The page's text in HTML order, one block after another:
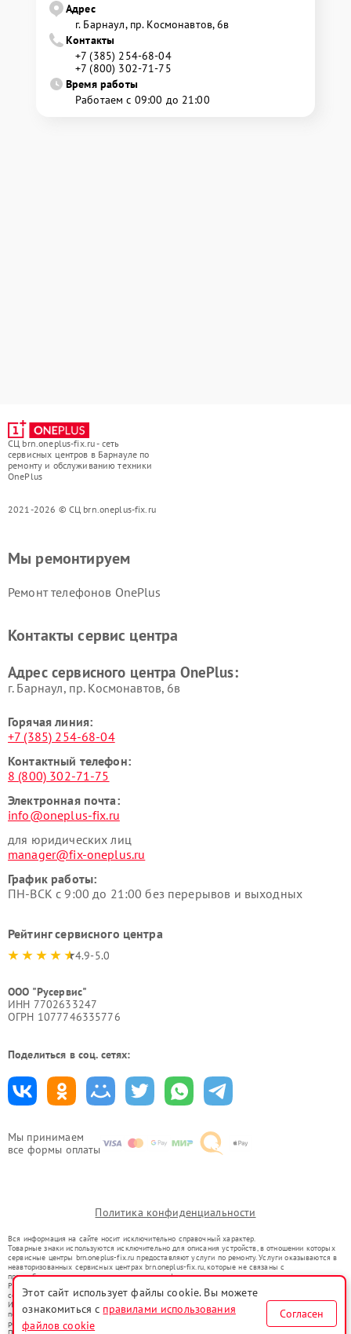
Адрес
г. Барнаул, ​пр. Космонавтов, 6в
Контакты
+7 (385) 254-68-04
+7 (800) 302-71-75
Время работы
Работаем с 09:00 до 21:00
СЦ brn.oneplus-fix.ru - сеть
сервисных центров в Барнауле по
ремонту и обслуживанию техники
OnePlus
2021-2026 © СЦ brn.oneplus-fix.ru
Мы принимаем
все формы оплаты
Мы ремонтируем
Ремонт телефонов OnePlus
Контакты сервис центра
Адрес сервисного центра OnePlus:
г. Барнаул, ​пр. Космонавтов, 6в
Горячая линия:
+7 (385) 254-68-04
Контактный телефон:
8 (800) 302-71-75
Электронная почта:
info@oneplus-fix.ru
для юридических лиц
manager@fix-oneplus.ru
График работы:
ПН-ВСК с 9:00 до 21:00 без перерывов и выходных
Рейтинг сервисного центра
4.9-5.0
ООО "Русервис"
ИНН 7702633247
ОГРН 1077746335776
Поделиться в соц. сетях:
Политика конфиденциальности
Вся информация на сайте носит исключительно справочный характер.
Товарные знаки используются исключительно для описания устройств, в отношении которых
сервисные центры brn.oneplus-fix.ru предоставляют услуги по ремонту. Услуги оказываются в
неавторизованных сервисных центрах brn.oneplus-fix.ru, которые не связаны с
правообладателями товарных знаков или их официальными представителями.
Ремонт осуществляется для устройств, уже введенных в гражданский оборот в соответствии
со статьей 1487 ГК РФ.
Использование товарных знаков не преследует цели индивидуализации услуг или введения
потребителей в заблуждение, а служит для информирования о предоставляемых услугах по
ремонту техники указанных брендов.
Этот сайт использует файлы cookie. Вы можете
ознакомиться с правилами использования
файлов cookie
Согласен